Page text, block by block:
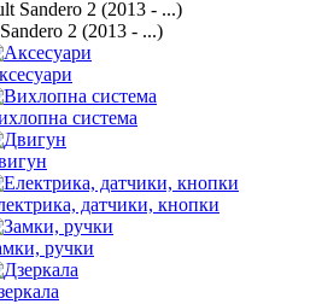
2 (2013 - ...)
система
датчики, кнопки
ручки